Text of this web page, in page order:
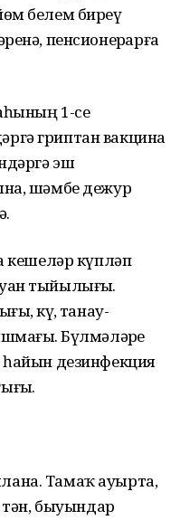
белем биреү
пенсионерҙарға
1-се
гриптан вакцина
эш
шәмбе дежур
кешеләр күпләп
тыйылығыҙ.
күҙ, танау-
Бүлмәләрҙе
дезинфекция
Тамаҡ ауырта,
тән, быуындар